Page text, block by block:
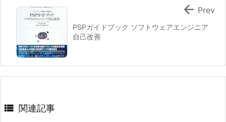
PSPガイドブック ソフトウェアエンジニア
自己改善
 Prev
 関連記事